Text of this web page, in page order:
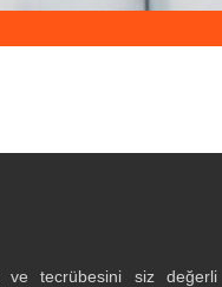
tecrübesini siz değerli